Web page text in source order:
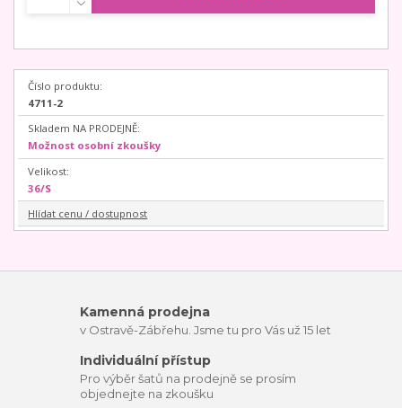
Číslo produktu:
4711-2
Skladem NA PRODEJNĚ:
Možnost osobní zkoušky
Velikost:
36/S
Hlídat cenu / dostupnost
Kamenná prodejna
v Ostravě-Zábřehu. Jsme tu pro Vás už 15 let
Individuální přístup
Pro výběr šatů na prodejně se prosím
objednejte na zkoušku